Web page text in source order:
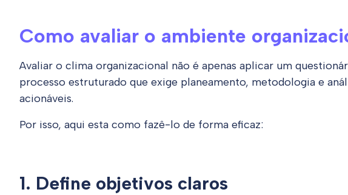
Como avaliar o ambiente
Avaliar o clima organizacional não é apenas aplicar um
processo estruturado que exige planeamento, metodologia e
acionáveis.
Por isso, aqui esta como fazê-lo de forma eficaz:
1. Define objetivos claros